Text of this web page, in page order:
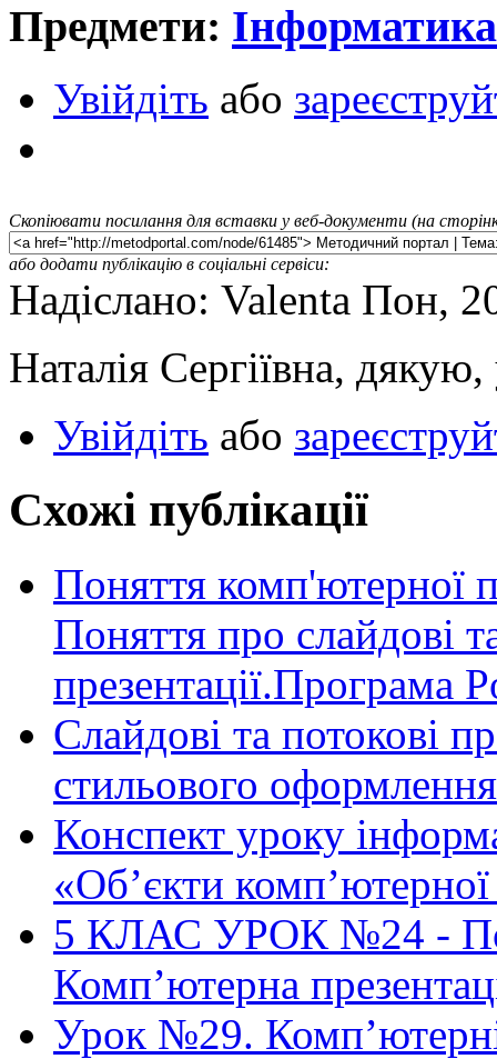
Предмети: Інформатика
Увійдіть або
Скопіювати посилання для вставки у веб-документи (на
або додати публікацію в соціальні сервіси:
Надіслано: Valenta Пон,
Наталія Сергіївна,
Увійдіть або
Схожі публікації
Поняття комп'ютерної
Поняття про слайдові
презентації.Програма
Слайдові та потокові
стильового
Конспект уроку
«Об’єкти комп’ютерної
5 КЛАС УРОК №24 -
Комп’ютерна
Урок №29. Комп’ютерні